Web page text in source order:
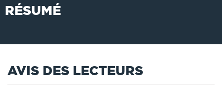
RÉSUMÉ
AVIS DES LECTEURS